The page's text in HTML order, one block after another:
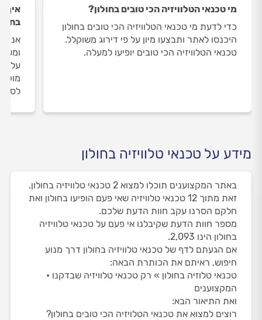
מי טכנאי הטלוויזיה הכי טובים בחולון?
כדי לדעת מי טכנאי הטלוויזיה הכי טובים בחולון
היכנסו לאתר ותבצעו מיון על פי דירוג משוקלל.
טכנאי הטלוויזיה הכי טובים יופיעו למעלה.
איך
על
מידע על טכנאי טלוויזיה בחולון
באתר המקצוענים תוכלו למצוא 2 טכנאי טלוויזיה בחולון.
זאת מתוך 12 טכנאי טלוויזיה שאי פעם הופיעו בחולון ואת
חלקם הסרנו עקב חוות הדעת שלכם.
מספר חוות הדעת שקיבלנו אי פעם על טכנאי טלוויזיה
בחולון הינו 2,093.
אם הגעתם לדף של טכנאי טלוויזיה בחולון דרך מנוע
חיפוש, ראיתם את הכותרת הבאה:
טכנאי טלוזיה בחולון » רק טכנאי טלוויזיה שבדקנו •
המקצוענים
ואת התיאור הבא:
רוצים למצוא את טכנאי הטלויזיה הכי טובים בחולון?